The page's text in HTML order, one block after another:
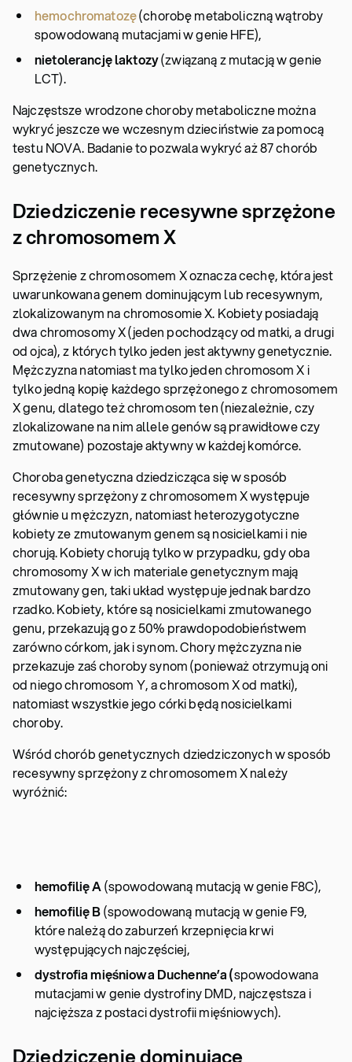
hemochromatozę(chorobę metaboliczną wątroby
spowodowaną mutacjami w genie HFE),
nietolerancję laktozy(związaną z mutacją w genie
LCT).
Najczęstsze wrodzone choroby metaboliczne można
wykryć jeszcze we wczesnym dzieciństwie za pomocą
testu NOVA. Badanie to pozwala wykryć aż 87 chorób
genetycznych.
Dziedziczenie recesywne sprzężone
z chromosomem X
Sprzężenie z chromosomem X oznacza cechę, która jest
uwarunkowana genem dominującym lub recesywnym,
zlokalizowanym na chromosomie X. Kobiety posiadają
dwa chromosomy X (jeden pochodzący od matki, a drugi
od ojca), z których tylko jeden jest aktywny genetycznie.
Mężczyzna natomiast ma tylko jeden chromosom X i
tylko jedną kopię każdego sprzężonego z chromosomem
X genu, dlatego też chromosom ten (niezależnie, czy
zlokalizowane na nim allele genów są prawidłowe czy
zmutowane) pozostaje aktywny w każdej komórce.
Choroba genetyczna dziedzicząca się w sposób
recesywny sprzężony z chromosomem X występuje
głównie u mężczyzn, natomiast heterozygotyczne
kobiety ze zmutowanym genem są nosicielkami i nie
chorują. Kobiety chorują tylko w przypadku, gdy oba
chromosomy X w ich materiale genetycznym mają
zmutowany gen, taki układ występuje jednak bardzo
rzadko. Kobiety, które są nosicielkami zmutowanego
genu, przekazują go z 50% prawdopodobieństwem
zarówno córkom, jak i synom. Chory mężczyzna nie
przekazuje zaś choroby synom (ponieważ otrzymują oni
od niego chromosom Y, a chromosom X od matki),
natomiast wszystkie jego córki będą nosicielkami
choroby.
Wśród chorób genetycznych dziedziczonych w sposób
recesywny sprzężony z chromosomem X należy
wyróżnić:
hemofilię A(spowodowaną mutacją w genie F8C),
hemofilię B(spowodowaną mutacją w genie F9,
które należą do zaburzeń krzepnięcia krwi
występujących najczęściej,
dystrofia mięśniowa Duchenne’a (spowodowana
mutacjami w genie dystrofiny DMD, najczęstsza i
najcięższa z postaci dystrofii mięśniowych).
Dziedziczenie dominujące